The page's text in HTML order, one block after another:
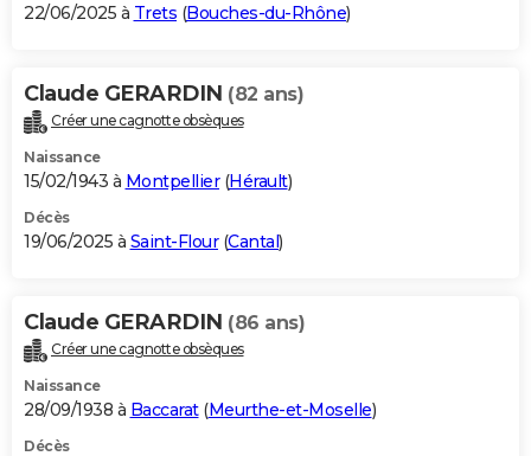
22/06/2025 à Trets (Bouches-du-Rhône)
Claude GERARDIN (82 ans)
Créer une cagnotte obsèques
Naissance
15/02/1943 à Montpellier(Hérault)
Décès
19/06/2025 à Saint-Flour(Cantal)
Claude GERARDIN (86 ans)
Créer une cagnotte obsèques
Naissance
28/09/1938 à Baccarat(Meurthe-et-Moselle)
Décès